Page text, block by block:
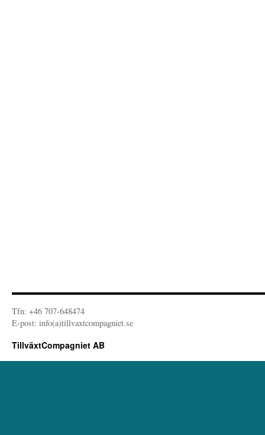
Tfn: +46 707-648474
E-post: info(a)tillvaxtcompagniet.se
TillväxtCompagniet AB